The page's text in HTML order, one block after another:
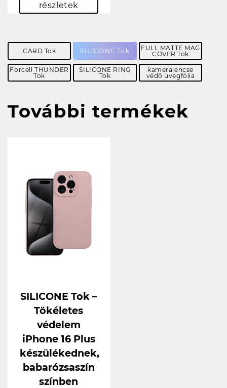
részletek
CARD Tok SILICONE Tok
FULL MATTE MAG
COVER Tok
Forcell THUNDER
Tok
SILICONE RING
Tok
kameralencse
védő üvegfólia
További termékek
SILICONE Tok –
Tökéletes
védelem
iPhone 16 Plus
készülékednek,
babarózsaszín
színben